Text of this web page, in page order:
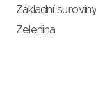
Základní
Zelenina